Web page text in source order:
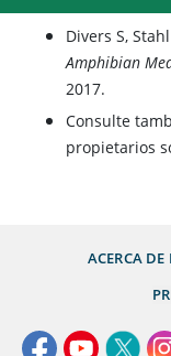
Divers S,
Amphibian
2017.
Consulte
propietarios
ACERCA DE